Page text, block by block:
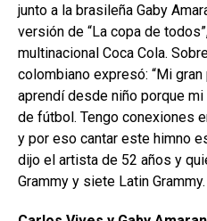
junto a la brasileña Gaby
versión de “La copa de
multinacional Coca Cola.
colombiano expresó: “Mi
aprendí desde niño porque
de fútbol. Tengo conexiones
y por eso cantar este himno
dijo el artista de 52 años y
Grammy y siete Latin Grammy.